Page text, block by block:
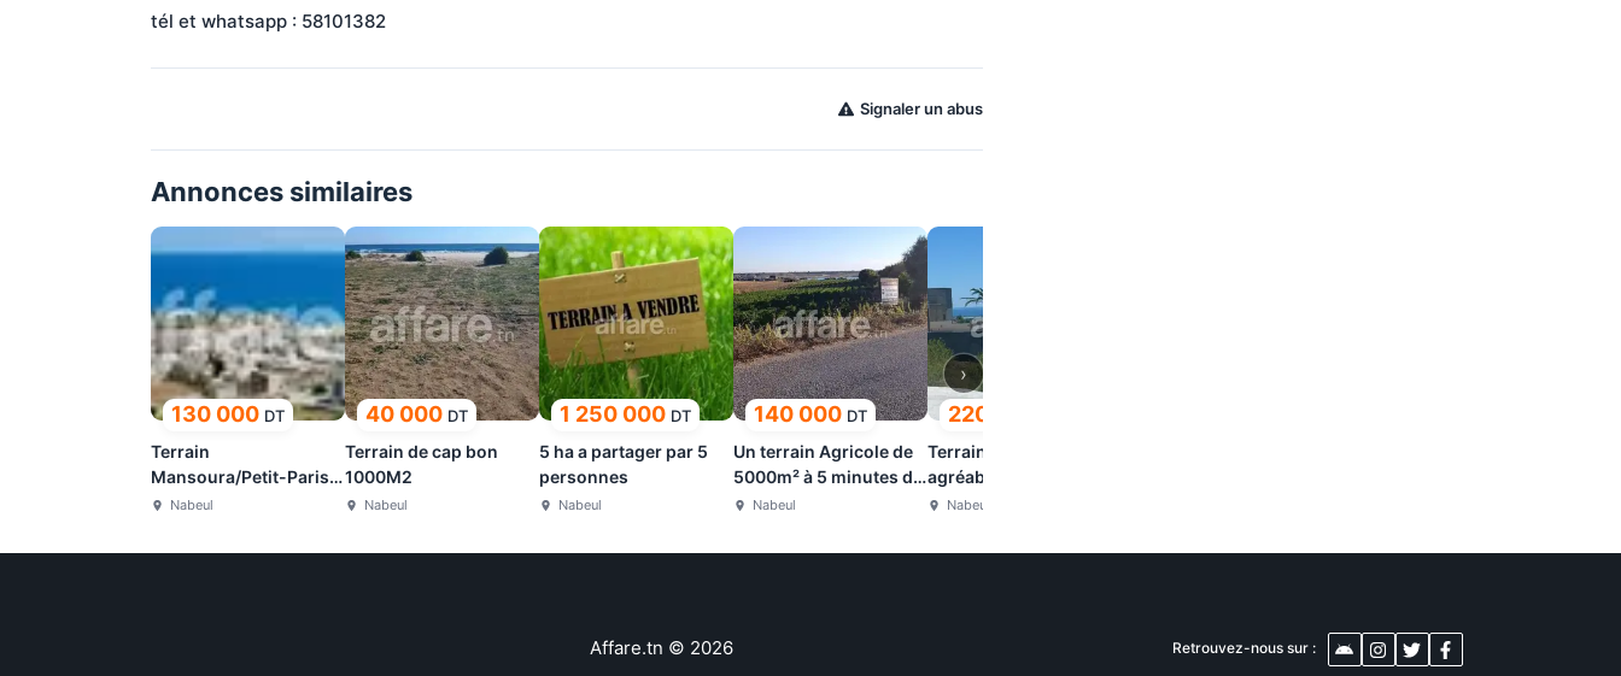
tél et whatsapp : 58101382
Signaler un abus
Annonces similaires
130 000 DT
Terrain
Mansoura/Petit-Paris
kelibia
Nabeul
40 000 DT
Terrain de cap bon
1000M2
Nabeul
1 250 000 DT
5 ha a partager par 5
personnes
Nabeul
140 000 DT
Un terrain Agricole de
5000m² à 5 minutes de
la ville
Nabeul
220
Terrain avec une vue
agréable
Nabeul
›
Affare.tn © 2026 Retrouvez-nous sur :